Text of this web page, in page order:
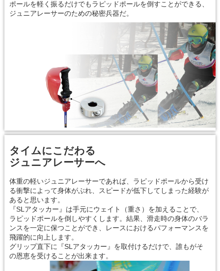
ポールを軽く振るだけでもラピッドポールを倒すことができる、
ジュニアレーサーのための秘密兵器だ。
タイムにこだわる
ジュニアレーサーへ
体重の軽いジュニアレーサーであれば、ラピッドポールから受け
る衝撃によって身体がぶれ、スピードが低下してしまった経験が
あると思います。
『SLアタッカー』は手元にウェイト（重さ）を加えることで、
ラピッドポールを倒しやすくします。結果、滑走時の身体のバラ
ンスを一定に保つことができ、レースにおけるパフォーマンスを
飛躍的に向上します。
グリップ直下に『SLアタッカー』を取付けるだけで、誰もがそ
の恩恵を受けることが出来ます。